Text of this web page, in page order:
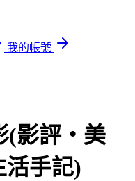
我的帳號
(影評‧美
手記)